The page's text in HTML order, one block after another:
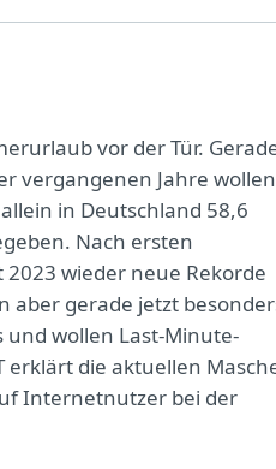
vor der Tür.
vergangenen Jahre wollen
in Deutschland 58,6
Nach ersten
wieder neue Rekorde
aber gerade jetzt
wollen Last-Minute-
erklärt die aktuellen
Internetnutzer bei der